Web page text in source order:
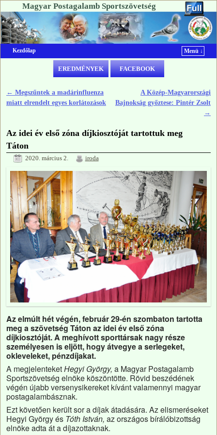
Magyar Postagalamb Sportszövetség
Kezdőlap Menü ↓
Ugrás a főtartalomra
Ugrás a másodlagos tartalomra
EREDMÉNYEK FACEBOOK
Bejegyzés navigáció
← Megszűntek a madárinfluenza
miatt elrendelt egyes korlátozások
A Közép-Magyarországi
Bajnokság győztese: Pintér Zsolt
→
Az idei év első zóna díjkiosztóját tartottuk meg
Táton
2020. március 2. iroda
Az elmúlt hét végén, február 29-én szombaton tartotta
meg a szövetség Táton az idei év első zóna
díjkiosztóját. A meghívott sporttársak nagy része
személyesen is eljött, hogy átvegye a serlegeket,
okleveleket, pénzdíjakat.
A megjelenteketHegyi György, a Magyar Postagalamb
Sportszövetség elnöke köszöntötte. Rövid beszédének
végén újabb versenysikereket kívánt valamennyi magyar
postagalambásznak.
Ezt követően került sor a díjak átadására. Az elismeréseket
Hegyi György és Tóth István, az országos bírálóbizottság
elnöke adta át a díjazottaknak.